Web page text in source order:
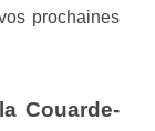
prochaines
Couarde-